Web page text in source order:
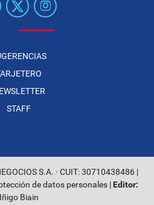
STAFF
S.A. · CUIT: 30710438486 |
de datos personales| Editor:
Iñigo Biain